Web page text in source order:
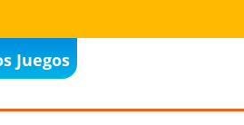
Juegos